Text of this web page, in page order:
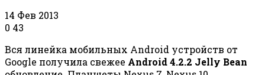
14 Фев 2013
0 43
Вся линейка мобильных Android устройств от
Google получила свежее Android 4.2.2 Jelly Bean